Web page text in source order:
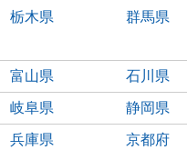
栃木県
群馬県
富山県 石川県
岐阜県 静岡県
兵庫県 京都府